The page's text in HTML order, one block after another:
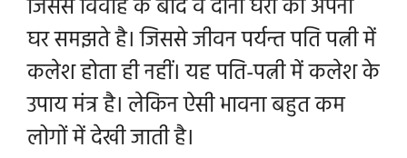
जिससे विवाह के बाद वे दोनों घरों को अपना
घर समझते है। जिससे जीवन पर्यन्त पति पत्नी में
कलेश होता ही नहीं। यह पति-पत्नी में कलेश के
उपाय मंत्र है। लेकिन ऐसी भावना बहुत कम
लोगों में देखी जाती है।